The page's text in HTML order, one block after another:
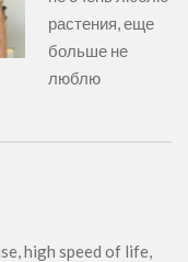
растения, еще
больше не
люблю
high speed of life,